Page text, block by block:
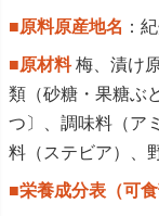
■原料原産地名 ：
■原材料梅、漬け
類（砂糖・果糖ぶ
つ〕、調味料（ア
料（ステビア）、
■栄養成分表（可食